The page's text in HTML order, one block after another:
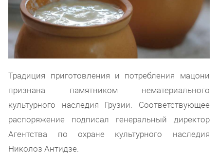
Традиция приготовления и потребления мацони
признана памятником нематериального
культурного наследия Грузии. Соответствующее
распоряжение подписал генеральный директор
Агентства по охране культурного наследия
Николоз Антидзе.